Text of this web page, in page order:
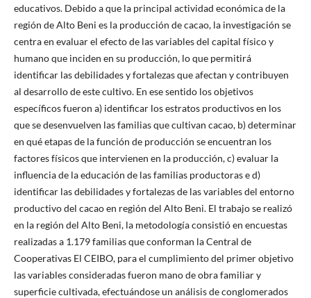
educativos. Debido a que la principal actividad económica de la
región de Alto Beni es la producción de cacao, la investigación se
centra en evaluar el efecto de las variables del capital físico y
humano que inciden en su producción, lo que permitirá
identificar las debilidades y fortalezas que afectan y contribuyen
al desarrollo de este cultivo. En ese sentido los objetivos
específicos fueron a) identificar los estratos productivos en los
que se desenvuelven las familias que cultivan cacao, b) determinar
en qué etapas de la función de producción se encuentran los
factores físicos que intervienen en la producción, c) evaluar la
influencia de la educación de las familias productoras e d)
identificar las debilidades y fortalezas de las variables del entorno
productivo del cacao en región del Alto Beni. El trabajo se realizó
en la región del Alto Beni, la metodología consistió en encuestas
realizadas a 1.179 familias que conforman la Central de
Cooperativas El CEIBO, para el cumplimiento del primer objetivo
las variables consideradas fueron mano de obra familiar y
superficie cultivada, efectuándose un análisis de conglomerados